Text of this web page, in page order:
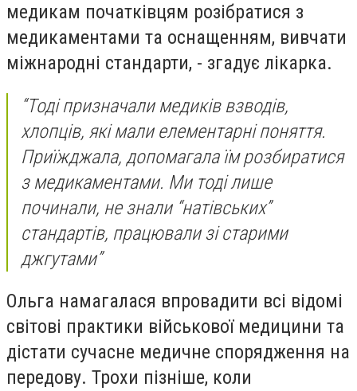
медикам початківцям розібратися з
медикаментами та оснащенням, вивчати
міжнародні стандарти, - згадує лікарка.
“Тоді призначали медиків взводів,
хлопців, які мали елементарні поняття.
Приїжджала, допомагала їм розбиратися
з медикаментами. Ми тоді лише
починали, не знали “натівських”
стандартів, працювали зі старими
джгутами”
Ольга намагалася впровадити всі відомі
світові практики військової медицини та
дістати сучасне медичне спорядження на
передову. Трохи пізніше, коли